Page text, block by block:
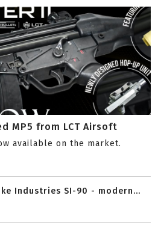
MP5 from LCT Airsoft
available on the market.
Industries SI-90 - modern...